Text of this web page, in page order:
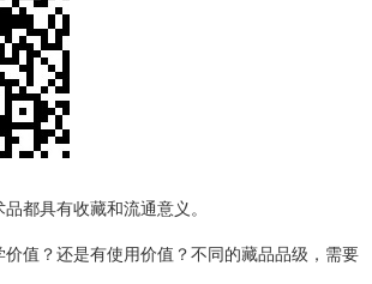
都具有收藏和流通意义。
值？还是有使用价值？不同的藏品品级，需要